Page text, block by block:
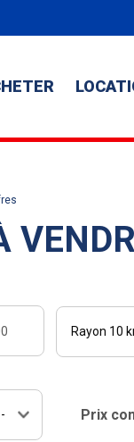
Type 2 or
more
characters
Distance
Prix